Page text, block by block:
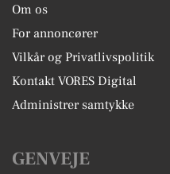
Om os
For annoncører
Vilkår og Privatlivspolitik
Kontakt VORES Digital
Administrer samtykke
GENVEJE